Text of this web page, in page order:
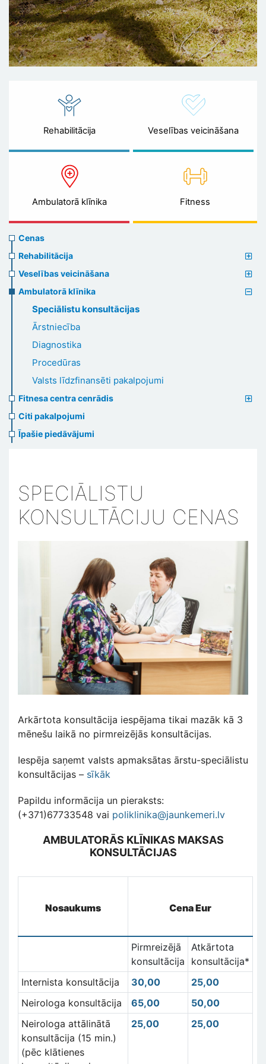
Rehabilitācija Veselības veicināšana
Ambulatorā klīnika Fitness
Prices
menu
Cenas
Rehabilitācija
Veselības veicināšana
Ambulatorā klīnika
Speciālistu konsultācijas
Ārstniecība
Diagnostika
Procedūras
Valsts līdzfinansēti pakalpojumi
Fitnesa centra cenrādis
Citi pakalpojumi
Īpašie piedāvājumi
SPECIĀLISTU
KONSULTĀCIJU CENAS
Arkārtota konsultācija iespējama tikai mazāk kā 3
mēnešu laikā no pirmreizējās konsultācijas.
Iespēja saņemt valsts apmaksātas ārstu-speciālistu
konsultācijas – sīkāk
Papildu informācija un pieraksts:
(+371)67733548 vai poliklinika@jaunkemeri.lv
AMBULATORĀS KLĪNIKAS MAKSAS
KONSULTĀCIJAS
Nosaukums Cena Eur
Pirmreizējā
konsultācija
Atkārtota
konsultācija*
Internista konsultācija
30,00
25,00
Neirologa konsultācija
65,00
50,00
Neirologa attālinātā
konsultācija (15 min.)
(pēc klātienes
25,00 25,00